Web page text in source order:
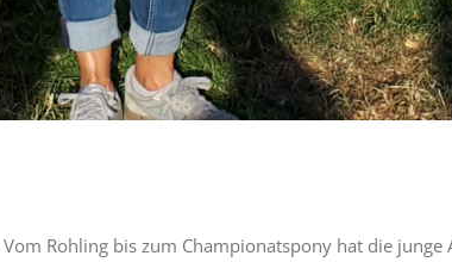
Rohling bis zum Championatspony hat die junge